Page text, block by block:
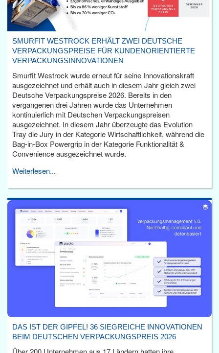
SMURFIT WESTROCK ERHÄLT ZWEI DEUTSCHE
VERPACKUNGSPREISE FÜR KUNDENORIENTIERTE
VERPACKUNGSINNOVATIONEN
Smurfit Westrock wurde erneut für seine Innovationskraft
ausgezeichnet und erhält auch in diesem Jahr gleich zwei
Deutsche Verpackungspreise 2026. Bereits in den
vergangenen drei Jahren wurde das Unternehmen
kontinuierlich mit Deutschen Verpackungspreisen
ausgezeichnet. In diesem Jahr überzeugte das Evolution
Tray die Jury in der Kategorie Wirtschaftlichkeit, während die
Bag-in-Box Powergrip in der Kategorie Funktionalität &
Convenience ausgezeichnet wurde.
Weiterlesen...
DAS IST DER GIPFEL! 36 SIEGREICHE INNOVATIONEN
BEIM DEUTSCHEN VERPACKUNGSPREIS 2026